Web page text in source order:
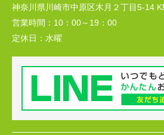
神奈川県川崎市中原区木月２丁目5-14
営業時間： 10：00～19：00
定休日： 水曜